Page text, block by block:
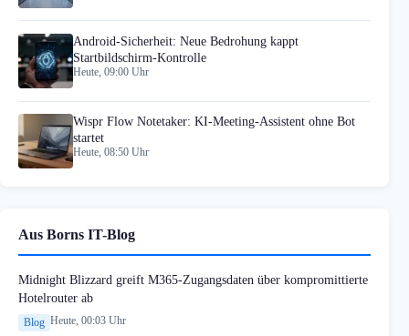
Android-Sicherheit: Neue Bedrohung kappt
Startbildschirm-Kontrolle
Heute, 09:00 Uhr
Wispr Flow Notetaker: KI-Meeting-Assistent ohne Bot
startet
Heute, 08:50 Uhr
Aus Borns IT-Blog
Midnight Blizzard greift M365-Zugangsdaten über kompromittierte
Hotelrouter ab
Blog Heute, 00:03 Uhr